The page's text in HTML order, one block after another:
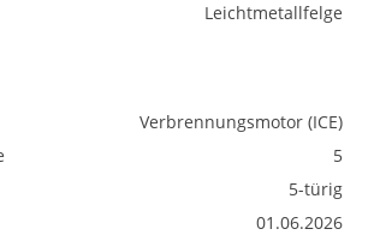
Leichtmetallfelge
Verbrennungsmotor (ICE)
5
5-türig
01.06.2026